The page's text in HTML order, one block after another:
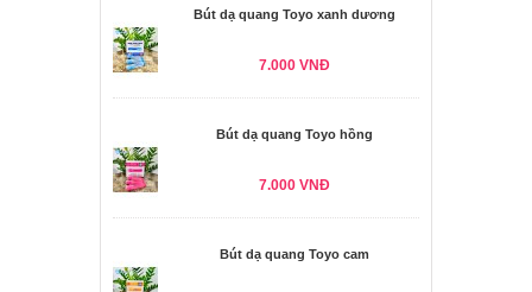
Bút dạ quang Toyo xanh dương
7.000 VNĐ
Bút dạ quang Toyo hồng
7.000 VNĐ
Bút dạ quang Toyo cam